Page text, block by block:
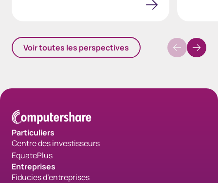
Voir toutes les perspectives
Particuliers
Centre des investisseurs
EquatePlus
Entreprises
Fiducies d’entreprises